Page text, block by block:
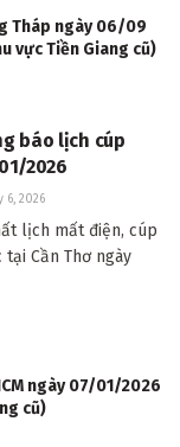
Tháp ngày 06/09
vực Tiền Giang cũ)
báo lịch cúp
2026
6, 2026
lịch mất điện, cúp
Cần Thơ ngày
ngày 07/01/2026
cũ)